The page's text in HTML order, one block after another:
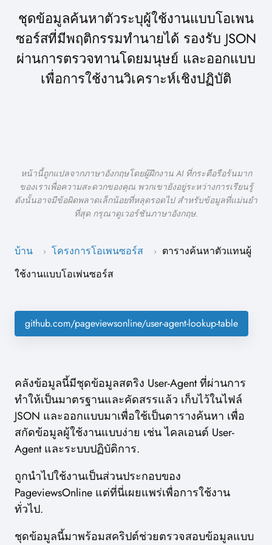
ชุดข้อมูลค้นหาตัวระบุผู้ใช้งานแบบโอเพน
ซอร์สที่มีพฤติกรรมทำนายได้ รองรับ JSON
ผ่านการตรวจทานโดยมนุษย์ และออกแบบ
เพื่อการใช้งานวิเคราะห์เชิงปฏิบัติ
หน้านี้ถูกแปลจากภาษาอังกฤษโดยผู้ฝึกงาน AI ที่กระตือรือร้นมาก
ของเราเพื่อความสะดวกของคุณ พวกเขายังอยู่ระหว่างการเรียนรู้
ดังนั้นอาจมีข้อผิดพลาดเล็กน้อยที่หลุดรอดไป สำหรับข้อมูลที่แม่นยำ
ที่สุด กรุณาดูเวอร์ชันภาษาอังกฤษ.
บ้าน › โครงการโอเพนซอร์ส › ตารางค้นหาตัวแทนผู้
ใช้งานแบบโอเพ่นซอร์ส
github.com/pageviewsonline/user-agent-lookup-table
คลังข้อมูลนี้มีชุดข้อมูลสตริง User-Agent ที่ผ่านการ
ทำให้เป็นมาตรฐานและคัดสรรแล้ว เก็บไว้ในไฟล์
JSON และออกแบบมาเพื่อใช้เป็นตารางค้นหา เพื่อ
สกัดข้อมูลผู้ใช้งานแบบง่าย เช่น ไคลเอนต์ User-
Agent และระบบปฏิบัติการ.
ถูกนำไปใช้งานเป็นส่วนประกอบของ
PageviewsOnline แต่ที่นี่เผยแพร่เพื่อการใช้งาน
ทั่วไป.
ชุดข้อมูลนี้มาพร้อมสคริปต์ช่วยตรวจสอบข้อมูลแบบ